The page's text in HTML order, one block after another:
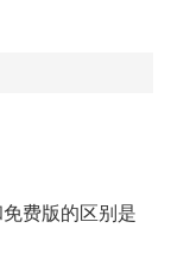
费版的区别是